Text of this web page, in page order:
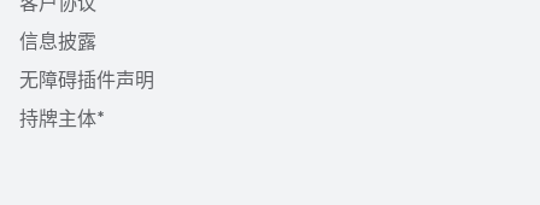
信息披露
无障碍插件声明
持牌主体*